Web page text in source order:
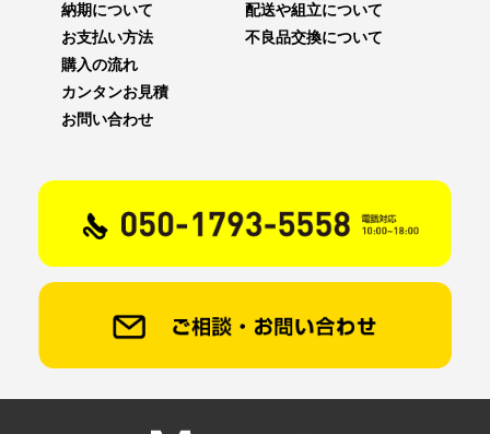
納期について
お支払い方法
配送や組立について
不良品交換について
購入の流れ
カンタンお見積
お問い合わせ